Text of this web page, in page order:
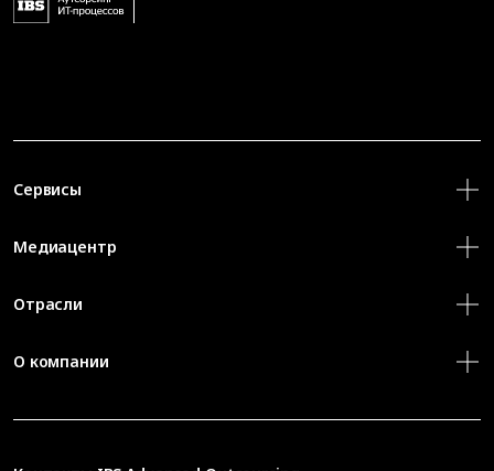
Сервисы
Медиацентр
Отрасли
О компании